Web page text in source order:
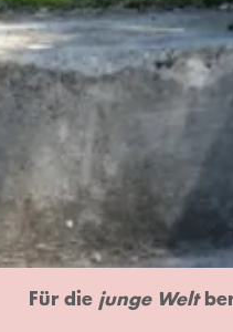
Für die junge Welt